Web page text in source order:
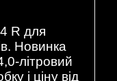
R для
Новинка
літровий
і ціну від